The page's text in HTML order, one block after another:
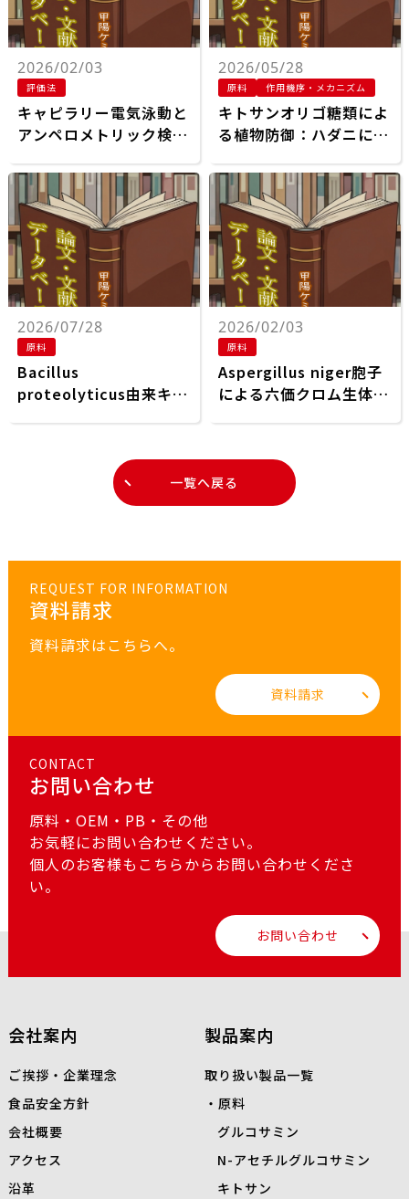
2026/02/03
評価法
キャピラリー電気泳動と
アンペロメトリック検出
グルコサミンとその異性
体の直接測定
2026/05/28
原料 作用機序・メカニズム
キトサンオリゴ糖類によ
る植物防御：ハダニに対
2026/07/28
原料
Bacillus
proteolyticus由来キチ
2026/02/03
原料
Aspergillus niger胞子
による六価クロム生体吸
の検証
一覧へ戻る
REQUEST FOR INFORMATION
資料請求
資料請求はこちらへ。
資料請求
CONTACT
お問い合わせ
原料・OEM・PB・その他
お気軽にお問い合わせください。
個人のお客様もこちらからお問い合わせくださ
い。
お問い合わせ
会社案内
ご挨拶・企業理念
食品安全方針
会社概要
アクセス
沿革
製品案内
取り扱い製品一覧
原料
グルコサミン
N-アセチルグルコサミン
キトサン